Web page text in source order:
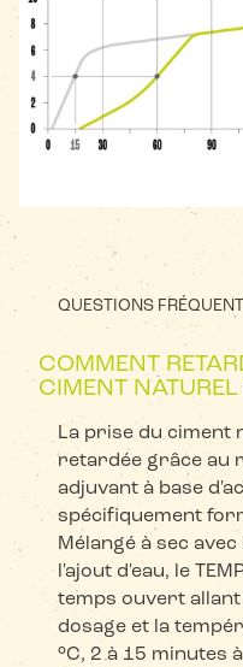
QUESTIONS
COMMENT
CIMENT
La prise du ciment
retardée grâce au
adjuvant à base
spécifiquement
Mélangé à sec
l'ajout d'eau, le
temps ouvert allant
dosage et la
°C, 2 à 15 minutes